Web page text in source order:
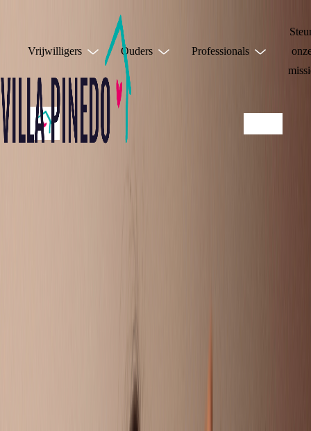
Vrijwilligers Ouders Professionals
gescheiden zijn, of omdat er thuis van alles speelt. Hier kun je
je vragen stellen, andere kinderen en jongeren snappen precies